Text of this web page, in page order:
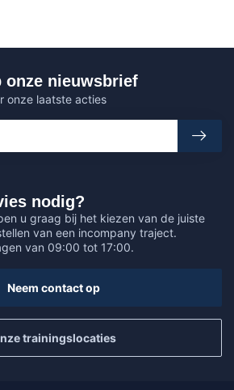
nodig?
u graag bij het kiezen van de juiste
van een incompany traject.
van 09:00 tot 17:00.
Neem contact op
trainingslocaties
onze nieuwsbrief
onze laatste acties